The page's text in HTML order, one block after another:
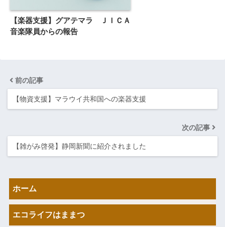
【楽器支援】グアテマラ ＪＩＣＡ
音楽隊員からの報告
前の記事
【物資支援】マラウイ共和国への楽器支援
次の記事
【雑がみ啓発】静岡新聞に紹介されました
ホーム
エコライフはままつ